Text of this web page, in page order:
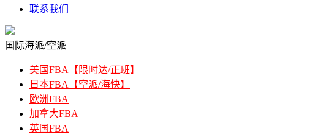
联系我们
国际海派/空派
美国FBA【限时达/正班】
日本FBA【空派/海快】
欧洲FBA
加拿大FBA
英国FBA